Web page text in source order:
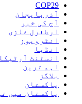
COP29
آذربایجان
آج کی خبر
ارطغرل غازی
انٹرویوز
انڈیا
انسٹنٹ
اہم ترین
بلاگز
پاکستان
پاکستان میں